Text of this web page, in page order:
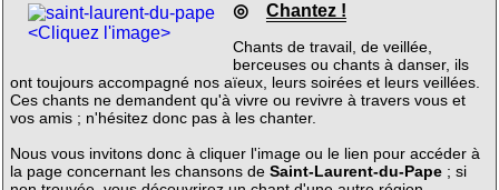
<Cliquez l'image>
◎ Chantez !
Chants de travail, de veillée,
berceuses ou chants à danser, ils
ont toujours accompagné nos aïeux, leurs soirées et leurs veillées.
Ces chants ne demandent qu'à vivre ou revivre à travers vous et
vos amis ; n'hésitez donc pas à les chanter.
Nous vous invitons donc à cliquer l'image ou le lien pour accéder à
la page concernant les chansons de Saint-Laurent-du-Pape; si